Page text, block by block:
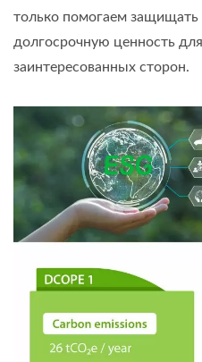
только помогаем защищать
долгосрочную ценность
заинтересованных сторон.